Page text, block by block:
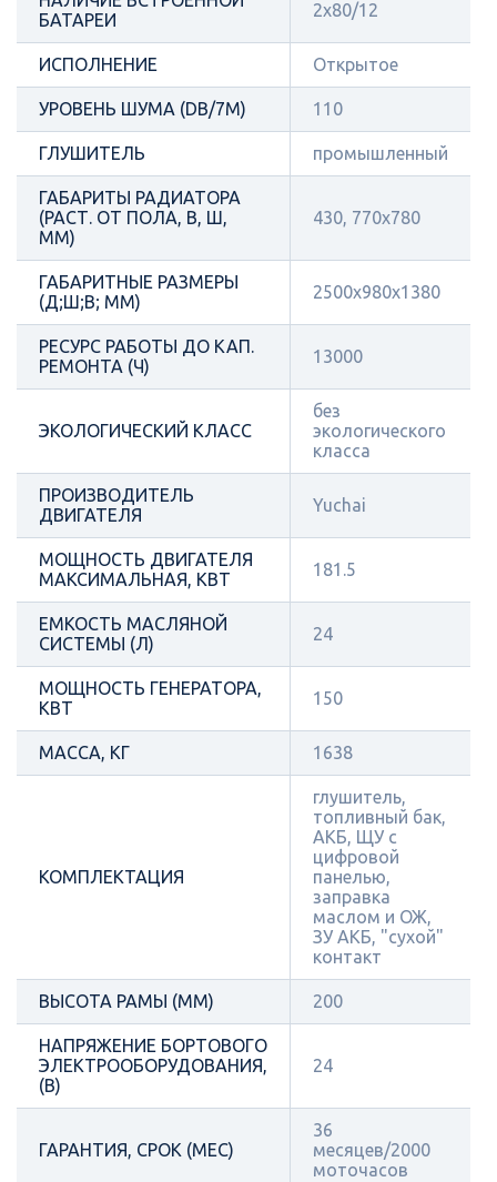
БАТАРЕИ
2х80/12
ИСПОЛНЕНИЕ Открытое
УРОВЕНЬ ШУМА (DB/7М) 110
ГЛУШИТЕЛЬ промышленный
ГАБАРИТЫ РАДИАТОРА
(РАСТ. ОТ ПОЛА, В, Ш,
ММ)
430, 770х780
ГАБАРИТНЫЕ РАЗМЕРЫ
(Д;Ш;В; ММ)
2500x980x1380
РЕСУРС РАБОТЫ ДО КАП.
РЕМОНТА (Ч)
13000
ЭКОЛОГИЧЕСКИЙ КЛАСС
без
экологического
класса
ПРОИЗВОДИТЕЛЬ
ДВИГАТЕЛЯ
Yuchai
МОЩНОСТЬ ДВИГАТЕЛЯ
МАКСИМАЛЬНАЯ, КВТ
181.5
ЕМКОСТЬ МАСЛЯНОЙ
СИСТЕМЫ (Л)
24
МОЩНОСТЬ ГЕНЕРАТОРА,
КВТ
150
МАССА, КГ 1638
КОМПЛЕКТАЦИЯ
глушитель,
топливный бак,
АКБ, ЩУ с
цифровой
панелью,
заправка
маслом и ОЖ,
ЗУ АКБ, "сухой"
контакт
ВЫСОТА РАМЫ (ММ) 200
НАПРЯЖЕНИЕ БОРТОВОГО
ЭЛЕКТРООБОРУДОВАНИЯ,
(В)
24
ГАРАНТИЯ, СРОК (МЕС)
36
месяцев/2000
моточасов